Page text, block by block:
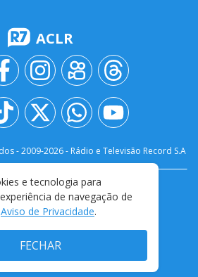
ACLR
- 2009-2026- Rádio e Televisão Record S.A
FALE CONOSCO
PRIVACIDADE
E CONDIÇÕES DE USO
e tecnologia para
de navegação de
Aviso de Privacidade.
FECHAR